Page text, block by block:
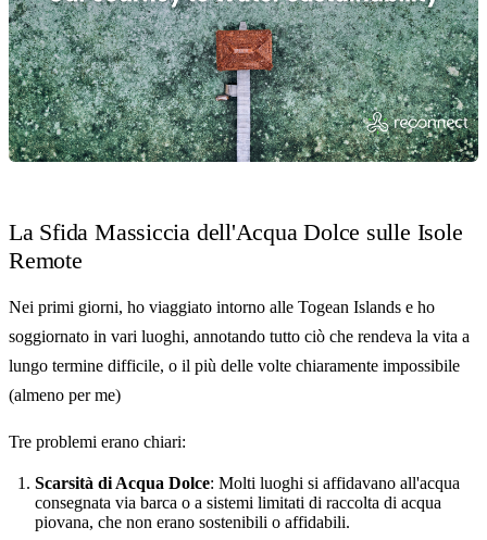
La Sfida Massiccia dell'Acqua Dolce sulle Isole
Remote
Nei primi giorni, ho viaggiato intorno alle Togean Islands e ho
soggiornato in vari luoghi, annotando tutto ciò che rendeva la vita a
lungo termine difficile, o il più delle volte chiaramente impossibile
(almeno per me)
Tre problemi erano chiari:
Scarsità di Acqua Dolce: Molti luoghi si affidavano all'acqua
consegnata via barca o a sistemi limitati di raccolta di acqua
piovana, che non erano sostenibili o affidabili.